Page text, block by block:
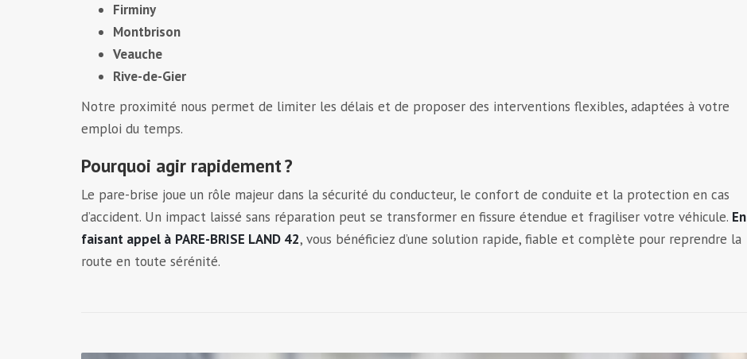
Firminy
Montbrison
Veauche
Rive-de-Gier
Notre proximité nous permet de limiter les délais et de proposer des interventions flexibles, adaptées à votre
emploi du temps.
Pourquoi agir rapidement ?
Le pare-brise joue un rôle majeur dans la sécurité du conducteur, le confort de conduite et la protection en cas
d’accident. Un impact laissé sans réparation peut se transformer en fissure étendue et fragiliser votre véhicule. En
faisant appel à PARE-BRISE LAND 42, vous bénéficiez d’une solution rapide, fiable et complète pour reprendre la
route en toute sérénité.